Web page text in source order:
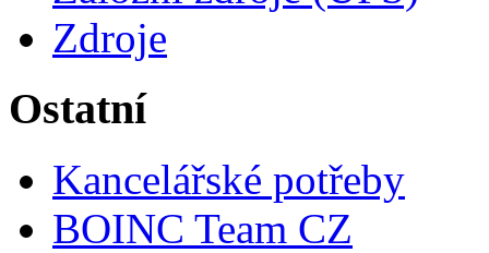
Zdroje
Ostatní
Kancelářské potřeby
BOINC Team CZ